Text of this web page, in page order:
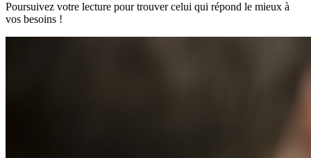
Poursuivez votre lecture pour trouver celui qui répond le mieux à
vos besoins !